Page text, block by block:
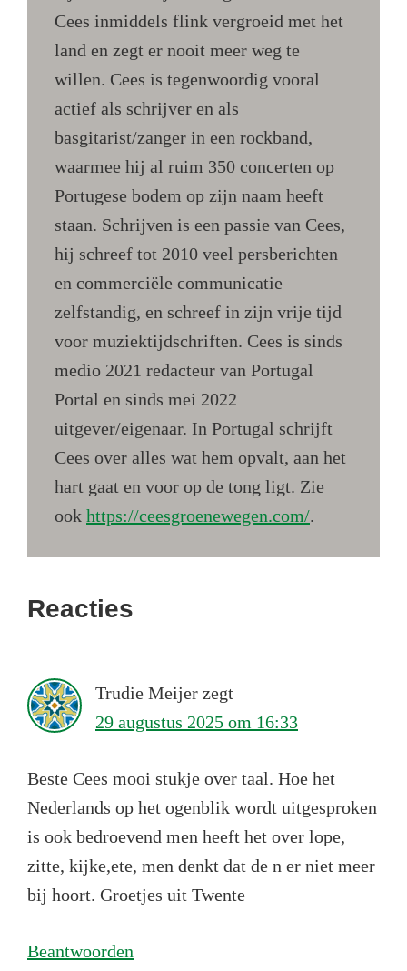
Cees inmiddels flink vergroeid met het
land en zegt er nooit meer weg te
willen. Cees is tegenwoordig vooral
actief als schrijver en als
basgitarist/zanger in een rockband,
waarmee hij al ruim 350 concerten op
Portugese bodem op zijn naam heeft
staan. Schrijven is een passie van Cees,
hij schreef tot 2010 veel persberichten
en commerciële communicatie
zelfstandig, en schreef in zijn vrije tijd
voor muziektijdschriften. Cees is sinds
medio 2021 redacteur van Portugal
Portal en sinds mei 2022
uitgever/eigenaar. In Portugal schrijft
Cees over alles wat hem opvalt, aan het
hart gaat en voor op de tong ligt. Zie
ook https://ceesgroenewegen.com/.
Lees
Reacties
Trudie Meijer zegt
29 augustus 2025 om 16:33
Beste Cees mooi stukje over taal. Hoe het
Nederlands op het ogenblik wordt uitgesproken
is ook bedroevend men heeft het over lope,
zitte, kijke,ete, men denkt dat de n er niet meer
bij hoort. Groetjes uit Twente
Beantwoorden